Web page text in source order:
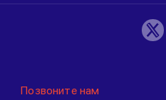
Позвоните нам